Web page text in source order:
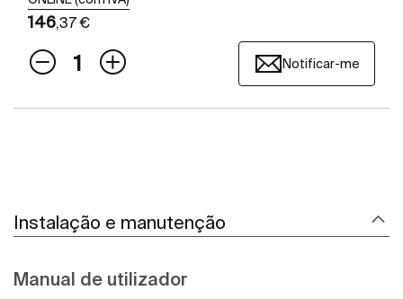
146,37 €
Notificar-me
Instalação e manutenção
Manual de utilizador